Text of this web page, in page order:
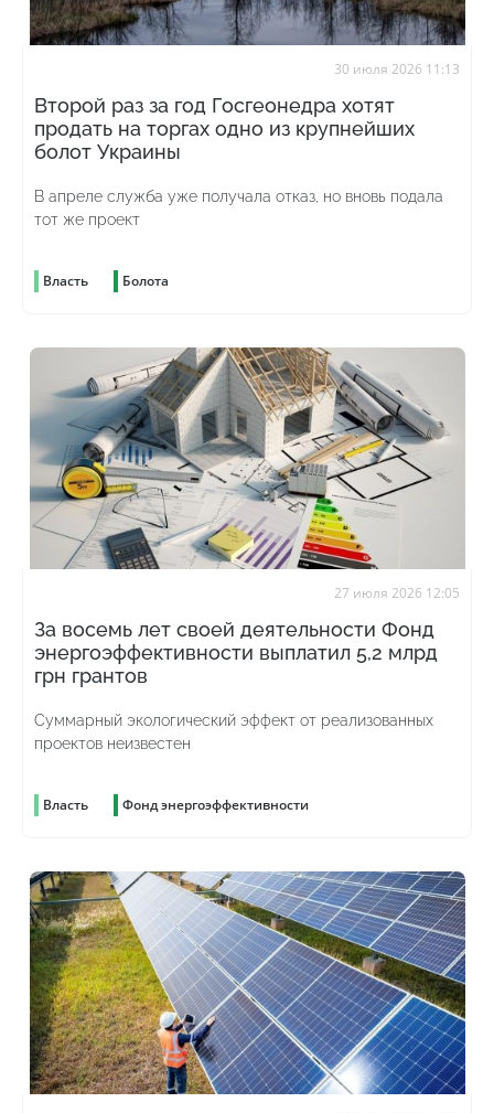
30 июля 2026 11:13
Второй раз за год Госгеонедра хотят
продать на торгах одно из крупнейших
болот Украины
В апреле служба уже получала отказ, но вновь подала
тот же проект
Власть Болота
27 июля 2026 12:05
За восемь лет своей деятельности Фонд
энергоэффективности выплатил 5,2 млрд
грн грантов
Суммарный экологический эффект от реализованных
проектов неизвестен
Власть Фонд энергоэффективности